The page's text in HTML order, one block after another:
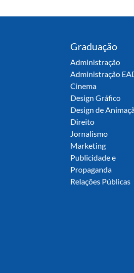
Graduação
Administração
Administração
Cinema
Design Gráfico
Design de
Direito
Jornalismo
Marketing
Publicidade e
Propaganda
Relações Públicas